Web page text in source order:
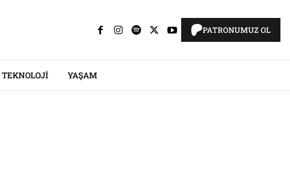
PATRONUMUZ OL
TEKNOLOJI YAŞAM